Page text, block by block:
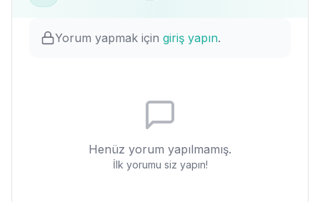
Yorum yapmak için giriş yapın.
Henüz yorum yapılmamış.
İlk yorumu siz yapın!